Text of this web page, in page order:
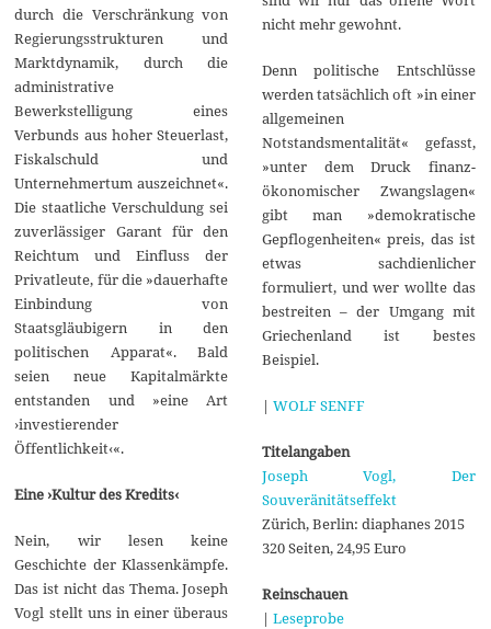
durch die Verschränkung von
Regierungsstrukturen und
Marktdynamik, durch die
administrative
Bewerkstelligung eines
Verbunds aus hoher Steuerlast,
Fiskalschuld und
Unternehmertum auszeichnet«.
Die staatliche Verschuldung sei
zuverlässiger Garant für den
Reichtum und Einfluss der
Privatleute, für die »dauerhafte
Einbindung von
Staatsgläubigern in den
politischen Apparat«. Bald
seien neue Kapitalmärkte
entstanden und »eine Art
›investierender
Öffentlichkeit‹«.
Eine ›Kultur des Kredits‹
Nein, wir lesen keine
Geschichte der Klassenkämpfe.
Das ist nicht das Thema. Joseph
Vogl stellt uns in einer überaus
nicht mehr gewohnt.
Denn politische Entschlüsse
werden tatsächlich oft »in einer
allgemeinen
Notstandsmentalität« gefasst,
»unter dem Druck finanz-
ökonomischer Zwangslagen«
gibt man »demokratische
Gepflogenheiten« preis, das ist
etwas sachdienlicher
formuliert, und wer wollte das
bestreiten – der Umgang mit
Griechenland ist bestes
Beispiel.
| WOLF SENFF
Titelangaben
Joseph Vogl, Der
Souveränitätseffekt
Zürich, Berlin: diaphanes 2015
320 Seiten, 24,95 Euro
Reinschauen
| Leseprobe